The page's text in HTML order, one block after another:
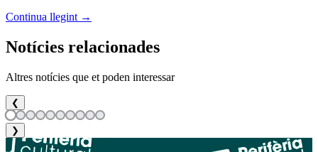
Continua llegint →
Notícies relacionades
Altres notícies que et poden interessar
❮
❯